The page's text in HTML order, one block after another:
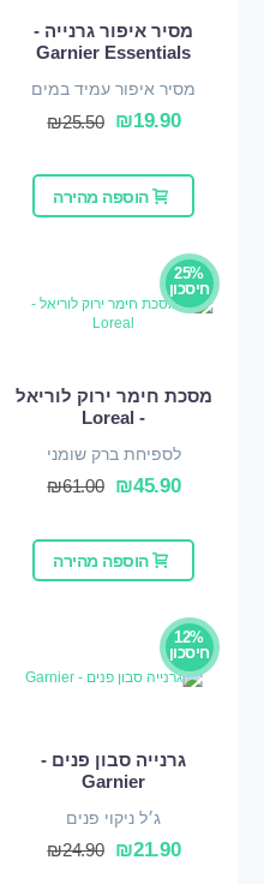
מסיר איפור גרנייה -
Garnier Essentials
מסיר איפור עמיד במים
₪19.90
₪25.50
הוספה מהירה
25%
חיסכון
מסכת חימר ירוק לוריאל
- Loreal
לספיחת ברק שומני
₪45.90
₪61.00
הוספה מהירה
12%
חיסכון
גרנייה סבון פנים -
Garnier
ג׳ל ניקוי פנים
₪21.90
₪24.90